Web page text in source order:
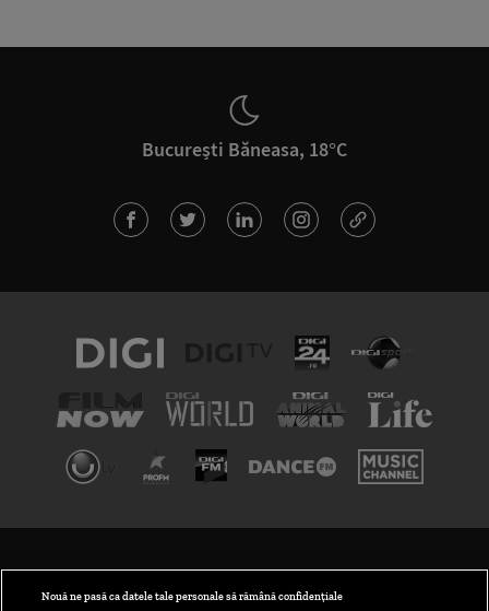
București Băneasa, 18°C
Nouă ne pasă ca datele tale personale să rămână confidențiale